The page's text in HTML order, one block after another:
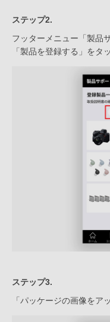
ステップ2.
フッターメニュー「製品
「製品を登録する」をタ
ステップ3.
「パッケージの画像をア